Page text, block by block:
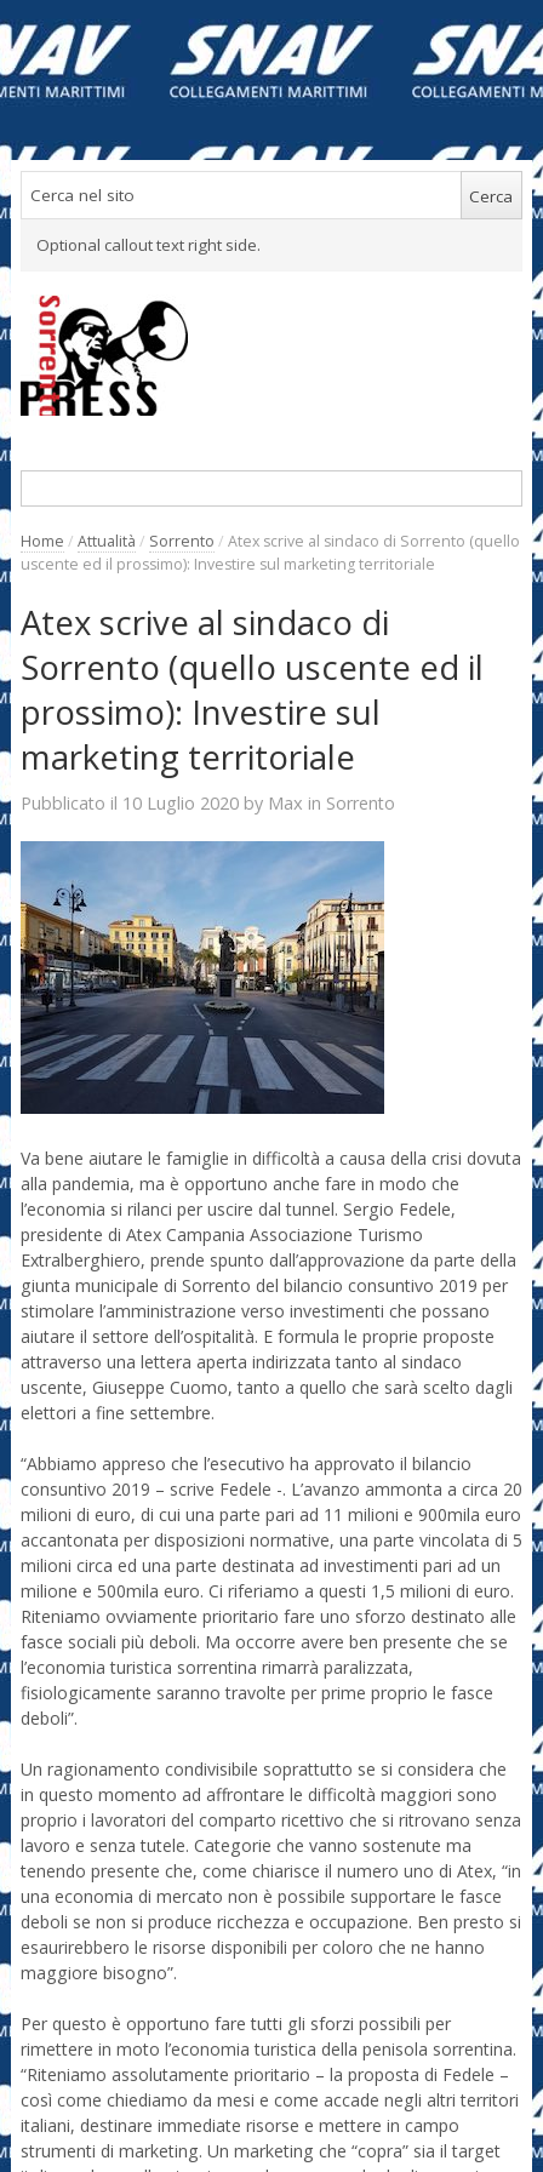
Optional callout text right side.
Home / Attualità / Sorrento / Atex scrive al sindaco di Sorrento (quello
uscente ed il prossimo): Investire sul marketing territoriale
Atex scrive al sindaco di
Sorrento (quello uscente ed il
prossimo): Investire sul
marketing territoriale
Pubblicato il 10 Luglio 2020by Max in Sorrento
Va bene aiutare le famiglie in difficoltà a causa della crisi dovuta
alla pandemia, ma è opportuno anche fare in modo che
l’economia si rilanci per uscire dal tunnel. Sergio Fedele,
presidente di Atex Campania Associazione Turismo
Extralberghiero, prende spunto dall’approvazione da parte della
giunta municipale di Sorrento del bilancio consuntivo 2019 per
stimolare l’amministrazione verso investimenti che possano
aiutare il settore dell’ospitalità. E formula le proprie proposte
attraverso una lettera aperta indirizzata tanto al sindaco
uscente, Giuseppe Cuomo, tanto a quello che sarà scelto dagli
elettori a fine settembre.
“Abbiamo appreso che l’esecutivo ha approvato il bilancio
consuntivo 2019 – scrive Fedele -. L’avanzo ammonta a circa 20
milioni di euro, di cui una parte pari ad 11 milioni e 900mila euro
accantonata per disposizioni normative, una parte vincolata di 5
milioni circa ed una parte destinata ad investimenti pari ad un
milione e 500mila euro. Ci riferiamo a questi 1,5 milioni di euro.
Riteniamo ovviamente prioritario fare uno sforzo destinato alle
fasce sociali più deboli. Ma occorre avere ben presente che se
l’economia turistica sorrentina rimarrà paralizzata,
fisiologicamente saranno travolte per prime proprio le fasce
deboli”.
Un ragionamento condivisibile soprattutto se si considera che
in questo momento ad affrontare le difficoltà maggiori sono
proprio i lavoratori del comparto ricettivo che si ritrovano senza
lavoro e senza tutele. Categorie che vanno sostenute ma
tenendo presente che, come chiarisce il numero uno di Atex, “in
una economia di mercato non è possibile supportare le fasce
deboli se non si produce ricchezza e occupazione. Ben presto si
esaurirebbero le risorse disponibili per coloro che ne hanno
maggiore bisogno”.
Per questo è opportuno fare tutti gli sforzi possibili per
rimettere in moto l’economia turistica della penisola sorrentina.
“Riteniamo assolutamente prioritario – la proposta di Fedele –
così come chiediamo da mesi e come accade negli altri territori
italiani, destinare immediate risorse e mettere in campo
strumenti di marketing. Un marketing che “copra” sia il target